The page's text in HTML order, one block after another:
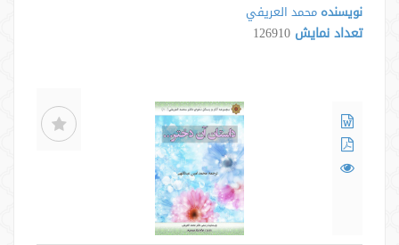
نویسنده محمد العريفي
تعداد نمایش 126910